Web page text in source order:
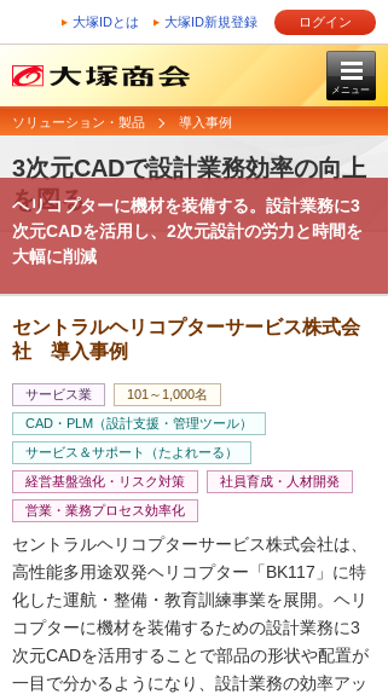
大塚IDとは 大塚ID新規登録 ログイン
メニュー
ソリューション・製品 導入事例
3次元CADで設計業務効率の向上
を図る
ヘリコプターに機材を装備する。設計業務に3
次元CADを活用し、2次元設計の労力と時間を
大幅に削減
セントラルヘリコプターサービス株式会
社 導入事例
サービス業
101～1,000名
CAD・PLM（設計支援・管理ツール）
サービス＆サポート（たよれーる）
経営基盤強化・リスク対策
社員育成・人材開発
営業・業務プロセス効率化
セントラルヘリコプターサービス株式会社は、
高性能多用途双発ヘリコプター「BK117」に特
化した運航・整備・教育訓練事業を展開。ヘリ
コプターに機材を装備するための設計業務に3
次元CADを活用することで部品の形状や配置が
一目で分かるようになり、設計業務の効率アッ